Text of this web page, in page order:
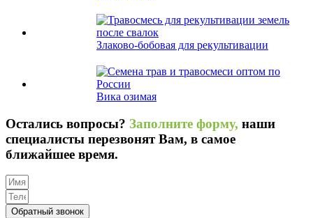
Злаково-бобовая для рекультивации
Вика озимая
Остались вопросы? Заполните форму, наши
специалисты перезвонят Вам, в самое
ближайшее время.
Обратный звонок